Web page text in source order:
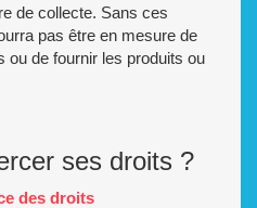
de collecte. Sans ces
pas être en mesure de
ou de fournir les produits ou
ses droits ?
des droits